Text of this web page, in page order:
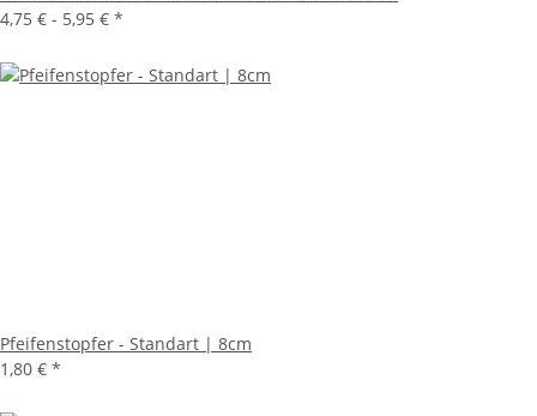
4,75 € - 5,95 € *
Pfeifenstopfer - Standart | 8cm
1,80 € *